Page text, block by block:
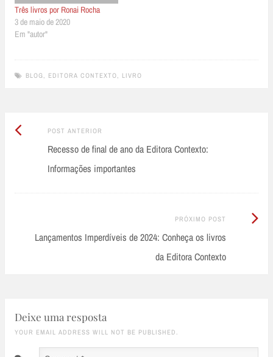
Três livros por Ronai Rocha
3 de maio de 2020
Em "autor"
BLOG , EDITORA CONTEXTO, LIVRO
Post
navigation
POST ANTERIOR
Anterior:
Recesso de final de ano da Editora Contexto:
Informações importantes
PRÓXIMO POST
Lançamentos Imperdíveis de 2024: Conheça os livros
da Editora Contexto
Próximo
Deixe uma resposta
YOUR EMAIL ADDRESS WILL NOT BE PUBLISHED.